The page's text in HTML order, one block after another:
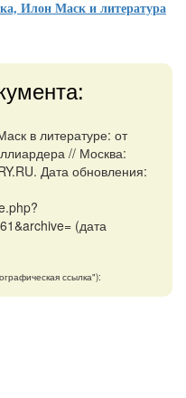
Илон Маск и литература
в литературе: от
// Москва:
Дата обновления:
(дата
ссылка"):